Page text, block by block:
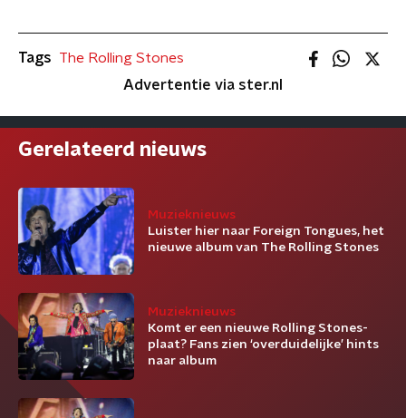
Tags
The Rolling Stones
Advertentie via ster.nl
Gerelateerd nieuws
Muzieknieuws
Luister hier naar Foreign Tongues, het
nieuwe album van The Rolling Stones
Muzieknieuws
Komt er een nieuwe Rolling Stones-
plaat? Fans zien ‘overduidelijke’ hints
naar album